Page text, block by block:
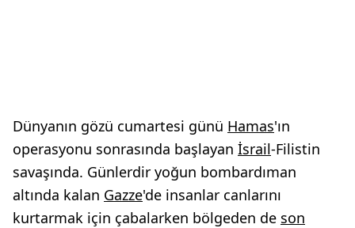
Dünyanın gözü cumartesi günü Hamas'ın
operasyonu sonrasında başlayan İsrail-Filistin
savaşında. Günlerdir yoğun bombardıman
altında kalan Gazze'de insanlar canlarını
kurtarmak için çabalarken bölgeden de son